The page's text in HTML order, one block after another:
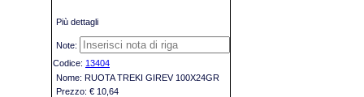
Più dettagli
13404
RUOTA TREKI GIREV 100X24GR
€ 10,64